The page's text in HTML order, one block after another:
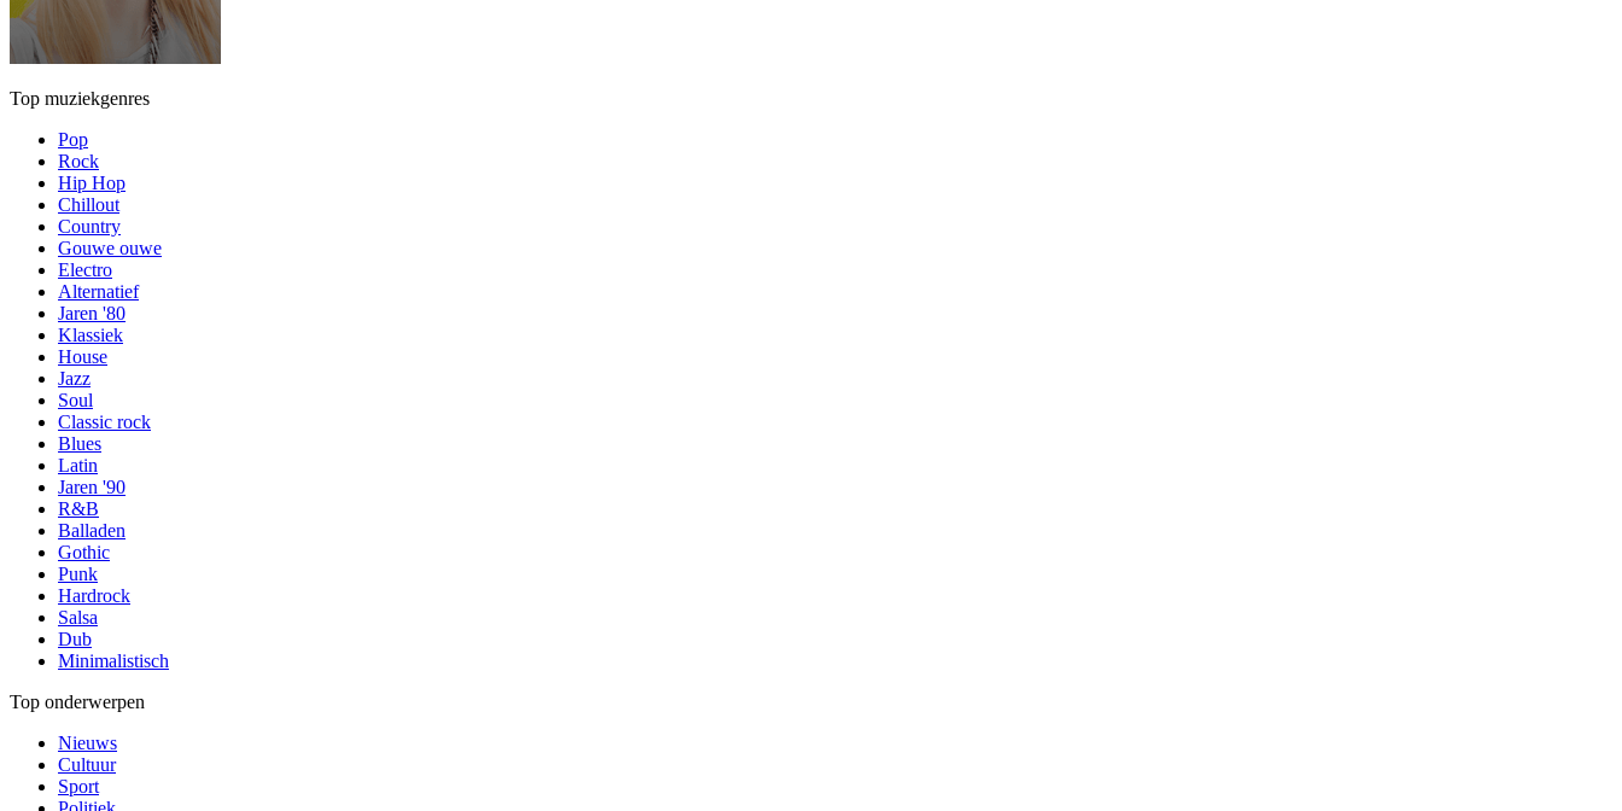
Top muziekgenres
Pop
Rock
Hip Hop
Chillout
Country
Gouwe ouwe
Electro
Alternatief
Jaren '80
Klassiek
House
Jazz
Soul
Classic rock
Blues
Latin
Jaren '90
R&B
Balladen
Gothic
Punk
Hardrock
Salsa
Dub
Minimalistisch
Top onderwerpen
Nieuws
Cultuur
Sport